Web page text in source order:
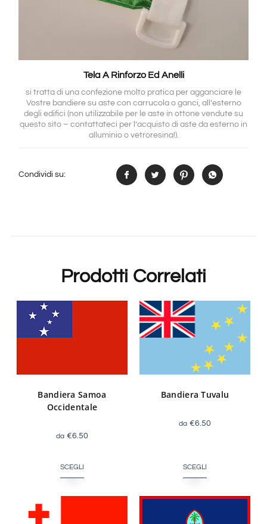
Tela A Rinforzo Ed Anelli
si tratta di una confezione molto pratica per agganciare le
Vostre bandiere su aste con carrucola o ganci, all’esterno
degli edifici (non utilizzabile per le aste in ottone vendute su
questo sito – contattateci per l’acquisto di aste da esterno in
alluminio o vetroresina!).
Condividi su:
Prodotti Correlati
Bandiera Samoa
Occidentale
€6.50
SCEGLI
Bandiera Tuvalu
€6.50
SCEGLI